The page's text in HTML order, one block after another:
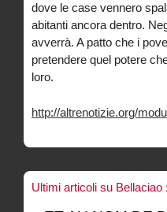
dove le case vennero
abitanti ancora dentro.
avverrà. A patto che i
pretendere quel potere
loro.
http://altrenotizie.org/
Ultimi articoli su Bellaciao :